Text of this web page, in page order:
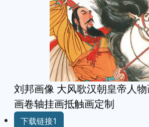
刘邦画像 大风歌汉朝皇帝人
画卷轴挂画抵触画定制
下载链接1